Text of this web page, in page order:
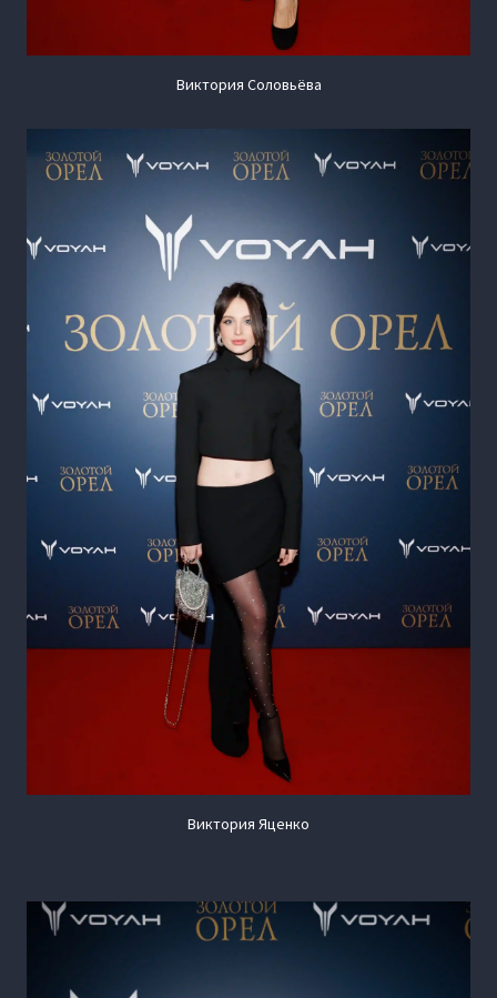
Виктория Соловьёва
Виктория Яценко